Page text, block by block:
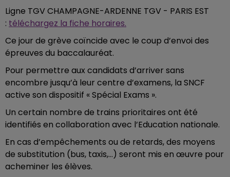
Ligne TGV CHAMPAGNE-ARDENNE TGV - PARIS EST
: téléchargez la fiche horaires.
Ce jour de grève coïncide avec le coup d’envoi des
épreuves du baccalauréat.
Pour permettre aux candidats d’arriver sans
encombre jusqu’à leur centre d’examens, la SNCF
active son dispositif « Spécial Exams ».
Un certain nombre de trains prioritaires ont été
identifiés en collaboration avec l’Education nationale.
En cas d’empêchements ou de retards, des moyens
de substitution (bus, taxis,…) seront mis en œuvre pour
acheminer les élèves.